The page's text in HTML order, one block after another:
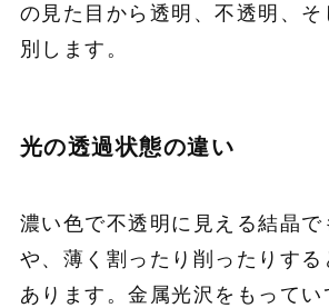
の見た目から透明、不透明、そ
別します。
光の透過状態の違い
濃い色で不透明に見える結晶で
や、薄く割ったり削ったりす
あります。金属光沢をもってい